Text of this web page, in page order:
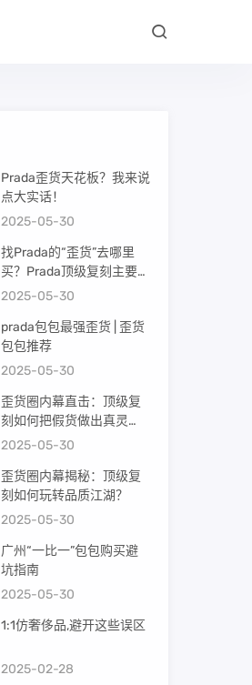
Prada歪货天花板？我来说
点大实话！
2025-05-30
找Prada的“歪货”去哪里
买？Prada顶级复刻主要渠
道盘点
2025-05-30
prada包包最强歪货 | 歪货
包包推荐
2025-05-30
歪货圈内幕直击：顶级复
刻如何把假货做出真灵
魂？
2025-05-30
歪货圈内幕揭秘：顶级复
刻如何玩转品质江湖？
2025-05-30
广州“一比一”包包购买避
坑指南
2025-05-30
1:1仿奢侈品,避开这些误区
2025-02-28